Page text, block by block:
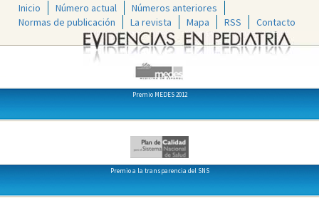
Inicio Número actual
Números anteriores
Normas de publicación
La revista Mapa RSS Contacto
Premio MEDES 2012
Premio a la transparencia del SNS